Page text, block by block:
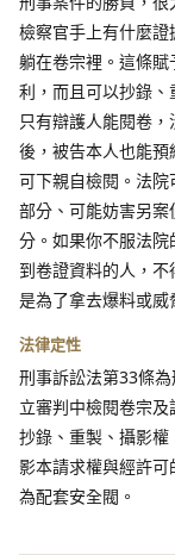
檢察官手上有什麼
躺在卷宗裡。這條
利，而且可以抄錄、
只有辯護人能閱卷
後，被告本人也能
可下親自檢閱。法
部分、可能妨害另
分。如果你不服法
到卷證資料的人，
是為了拿去爆料或威
法律定性
刑事訴訟法第33條
立審判中檢閱卷宗
抄錄、重製、攝影
影本請求權與經許
為配套安全閥。